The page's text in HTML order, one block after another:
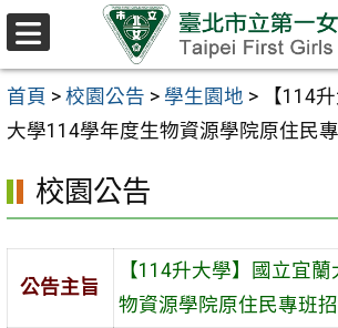
跳至主要內容區
首頁 > 校園公告 > 學生園地 >
【114
大學114學年度生物資源學院原住民
校園公告
公告主旨
【114升大學】國立宜
物資源學院原住民專班
選
單